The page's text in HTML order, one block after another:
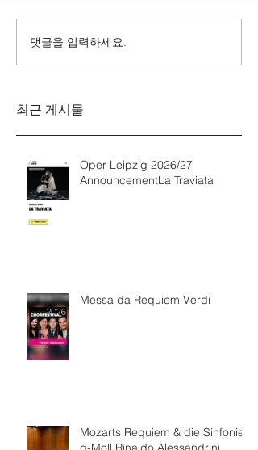
Messa da Requiem
댓글을 입력하세요.
최근 게시물
Oper Leipzig 2026/27
AnnouncementLa Traviata
Messa da Requiem Verdi
Mozarts Requiem & die Sinfonie